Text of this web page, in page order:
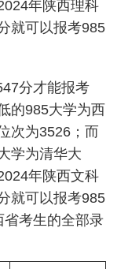
年陕西理科
就可以报考985
分才能报考
的985大学为西
次为3526；而
学为清华大
年陕西文科
就可以报考985
省考生的全部录